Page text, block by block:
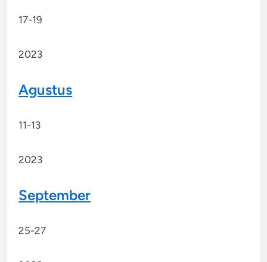
17-19
2023
Agustus
11-13
2023
September
25-27